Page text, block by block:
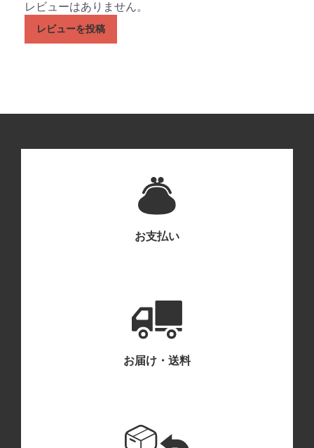
レビューはありません。
レビューを投稿
お支払い
お届け・送料